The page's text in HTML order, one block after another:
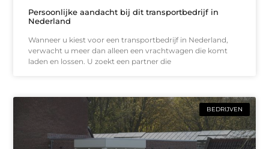
Persoonlijke aandacht bij dit transportbedrijf in
Nederland
Wanneer u kiest voor een transportbedrijf in Nederland,
verwacht u meer dan alleen een vrachtwagen die komt
laden en lossen. U zoekt een partner die
BEDRIJVEN